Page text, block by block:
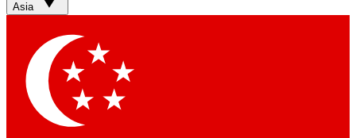
Asia